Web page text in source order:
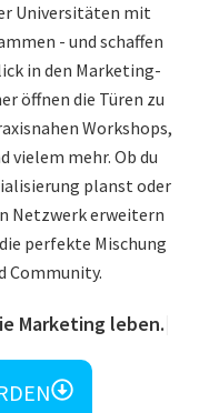
Universitäten mit
- und schaffen
in den Marketing-
öffnen die Türen zu
Workshops,
vielem mehr. Ob du
planst oder
Netzwerk erweitern
perfekte Mischung
Community.
Marketing leben.